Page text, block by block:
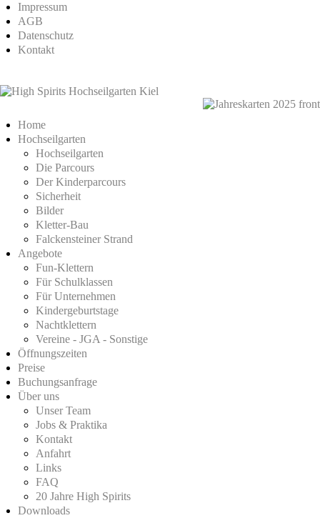
Impressum
AGB
Datenschutz
Kontakt
Home
Hochseilgarten
Hochseilgarten
Die Parcours
Der Kinderparcours
Sicherheit
Bilder
Kletter-Bau
Falckensteiner Strand
Angebote
Fun-Klettern
Für Schulklassen
Für Unternehmen
Kindergeburtstage
Nachtklettern
Vereine - JGA - Sonstige
Öffnungszeiten
Preise
Buchungsanfrage
Über uns
Unser Team
Jobs & Praktika
Kontakt
Anfahrt
Links
FAQ
20 Jahre High Spirits
Downloads